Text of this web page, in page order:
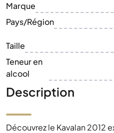
Marque
Pays/Région
Taille
Teneur en
alcool
Description
Découvrez le Kavalan 2012